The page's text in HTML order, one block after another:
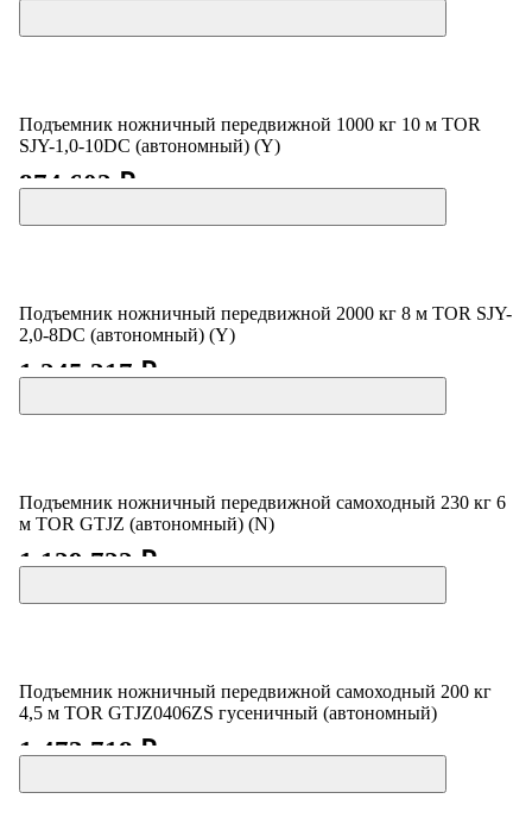
Подъемник ножничный передвижной 1000 кг 10 м TOR
SJY-1,0-10DC (автономный) (Y)
874 602 ₽
Подъемник ножничный передвижной 2000 кг 8 м TOR SJY-
2,0-8DC (автономный) (Y)
1 245 317 ₽
Подъемник ножничный передвижной самоходный 230 кг 6
м TOR GTJZ (автономный) (N)
1 129 722 ₽
Подъемник ножничный передвижной самоходный 200 кг
4,5 м TOR GTJZ0406ZS гусеничный (автономный)
1 473 718 ₽